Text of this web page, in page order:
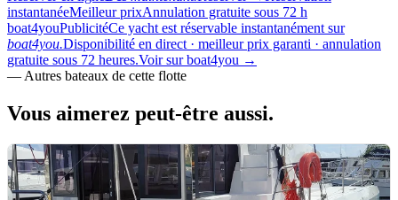
instantanéeMeilleur prixAnnulation gratuite sous 72 h
boat4youPublicitéCe yacht est réservable instantanément sur
boat4you.Disponibilité en direct · meilleur prix garanti · annulation
gratuite sous 72 heures.Voir sur boat4you →
— Autres bateaux de cette flotte
Vous aimerez peut-être aussi.